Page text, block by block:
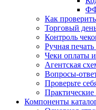
Как
Торговый
Контроль
Ручная печать
Чеки оплаты и
Агентская
Вопросы-
Проверьте
Практические
Компоненты